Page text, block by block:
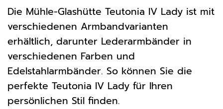
Die Mühle-Glashütte Teutonia IV Lady ist mit
verschiedenen Armbandvarianten
erhältlich, darunter Lederarmbänder in
verschiedenen Farben und
Edelstahlarmbänder. So können Sie die
perfekte Teutonia IV Lady für Ihren
persönlichen Stil finden.